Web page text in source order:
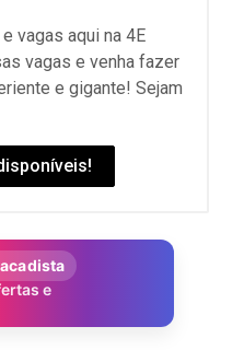
vagas aqui na 4E
vagas e venha fazer
e gigante! Sejam
e